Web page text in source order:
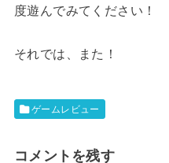
度遊んでみてください！
それでは、また！
ゲームレビュー
コメントを残す